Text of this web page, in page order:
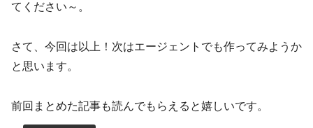
てください～。
さて、今回は以上！次はエージェントでも作ってみようか
と思います。
前回まとめた記事も読んでもらえると嬉しいです。